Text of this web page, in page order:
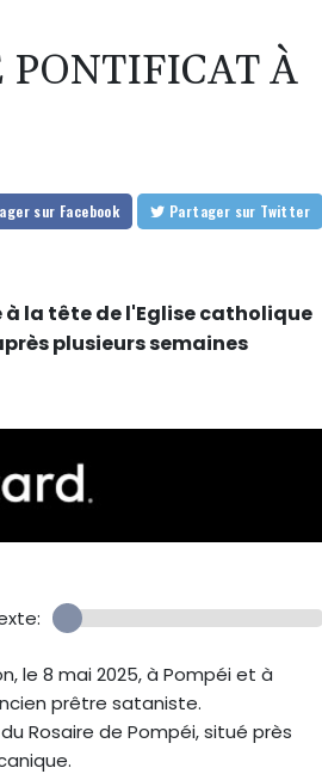
À
sur Facebook Partager sur Twitter
à la tête de l'Eglise catholique
plusieurs semaines
le 8 mai 2025, à Pompéi et à
prêtre sataniste.
Rosaire de Pompéi, situé près